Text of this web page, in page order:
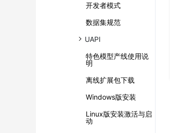
开发者模式
数据集规范
UAPI
特色模型产线使用说
明
离线扩展包下载
Windows版安装
Linux版安装激活与启
动